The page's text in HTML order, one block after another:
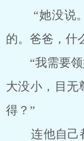
“她没说。”
的。爸爸，什
“我需要领
大没小，目无
得？”
连他自己都